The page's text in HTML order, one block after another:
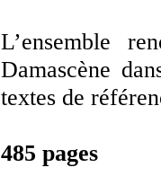
L’ensemble
Damascène
textes de
485 pages